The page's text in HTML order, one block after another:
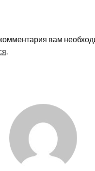
вам
.